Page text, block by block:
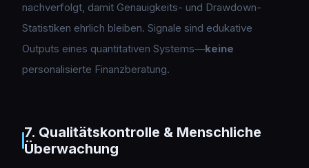
nachverfolgt, damit Genauigkeits- und Drawdown-
Statistiken ehrlich bleiben. Signale sind edukative
Outputs eines quantitativen Systems—keine
personalisierte Finanzberatung.
7. Qualitätskontrolle & Menschliche
Überwachung